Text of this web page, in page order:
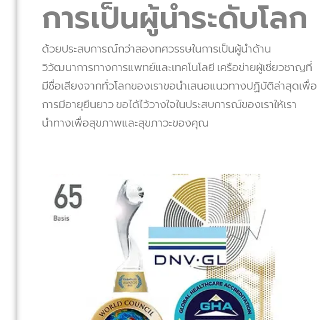
การเป็นผู้นำระดับโลก
ด้วยประสบการณ์กว่าสองทศวรรษในการเป็นผู้นำด้าน
วิวัฒนาการทางการแพทย์และเทคโนโลยี เครือข่ายผู้เชี่ยวชาญที่
มีชื่อเสียงจากทั่วโลกของเราขอนำเสนอแนวทางปฏิบัติล่าสุดเพื่อ
การมีอายุยืนยาว ขอได้ไว้วางใจในประสบการณ์ของเราให้เรา
นำทางเพื่อสุขภาพและสุขภาวะของคุณ